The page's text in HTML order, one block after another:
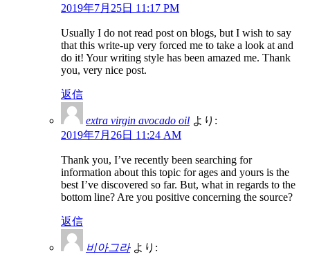
2019年7月25日 11:17 PM
Usually I do not read post on blogs, but I wish to say
that this write-up very forced me to take a look at and
do it! Your writing style has been amazed me. Thank
you, very nice post.
返信
extra virgin avocado oil より:
2019年7月26日 11:24 AM
Thank you, I’ve recently been searching for
information about this topic for ages and yours is the
best I’ve discovered so far. But, what in regards to the
bottom line? Are you positive concerning the source?
返信
비아그라 より: